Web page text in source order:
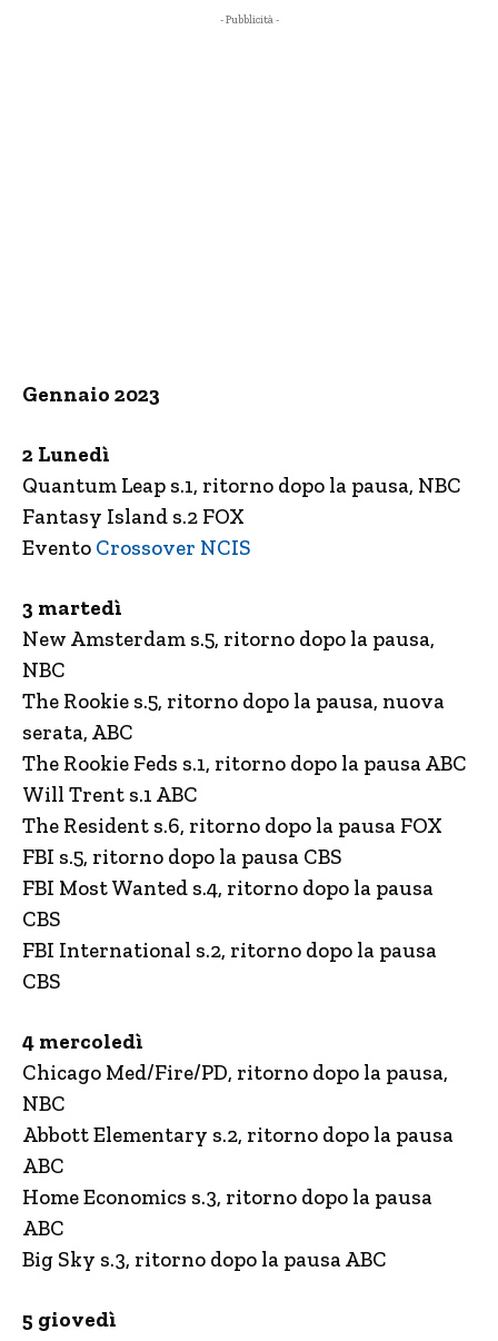
- Pubblicità -
Gennaio 2023
2 Lunedì
Quantum Leap s.1, ritorno dopo la pausa, NBC
Fantasy Island s.2 FOX
Evento Crossover NCIS
3 martedì
New Amsterdam s.5, ritorno dopo la pausa,
NBC
The Rookie s.5, ritorno dopo la pausa, nuova
serata, ABC
The Rookie Feds s.1, ritorno dopo la pausa ABC
Will Trent s.1 ABC
The Resident s.6, ritorno dopo la pausa FOX
FBI s.5, ritorno dopo la pausa CBS
FBI Most Wanted s.4, ritorno dopo la pausa
CBS
FBI International s.2, ritorno dopo la pausa
CBS
4 mercoledì
Chicago Med/Fire/PD, ritorno dopo la pausa,
NBC
Abbott Elementary s.2, ritorno dopo la pausa
ABC
Home Economics s.3, ritorno dopo la pausa
ABC
Big Sky s.3, ritorno dopo la pausa ABC
5 giovedì